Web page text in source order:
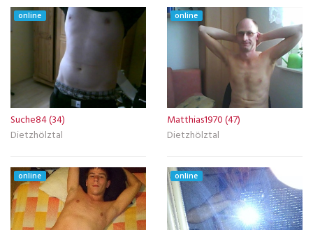
online
Suche84 (34)
Dietzhölztal
online
Matthias1970 (47)
Dietzhölztal
online online